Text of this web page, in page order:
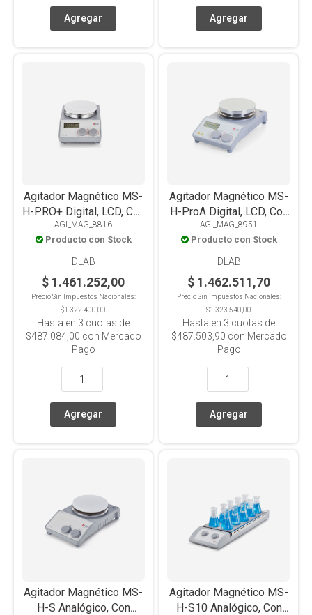
Agitador Magnético MS-
H-PRO+ Digital, LCD, Con
Calefacción, PT1000,
Placa Acero
Inox+Cerámica, 20L
AGI_MAG_8816
Producto con Stock
DLAB
$ 1.461.252,00
Precio Sin Impuestos Nacionales:
$1.322.400,00
Hasta en 3 cuotas de
$487.084,00 con Mercado
Pago
Agitador Magnético MS-
H-ProA Digital, LCD, Con
Calefacción, PT1000,
Placa Aluminio, 20L
AGI_MAG_8951
Producto con Stock
DLAB
$ 1.462.511,70
Precio Sin Impuestos Nacionales:
$1.323.540,00
Hasta en 3 cuotas de
$487.503,90 con Mercado
Pago
Agitador Magnético MS-
H-S Analógico, Con
Agitador Magnético MS-
H-S10 Analógico, Con